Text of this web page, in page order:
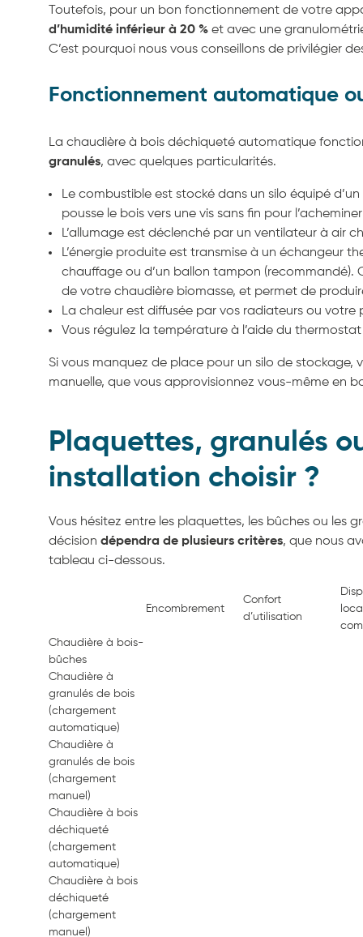
Toutefois, pour un bon fonctionnement de votre
d’humidité inférieur à 20 % et avec une
C’est pourquoi nous vous conseillons de privilégier
Fonctionnement automatique
La chaudière à bois déchiqueté automatique
granulés, avec quelques particularités.
Le combustible est stocké dans un silo équipé d’un
pousse le bois vers une vis sans fin pour
L’allumage est déclenché par un ventilateur à air
L’énergie produite est transmise à un échangeur
chauffage ou d’un ballon tampon (recommandé).
de votre chaudière biomasse, et permet de
La chaleur est diffusée par vos radiateurs ou votre
Vous régulez la température à l’aide du thermostat
Si vous manquez de place pour un silo de
manuelle, que vous approvisionnez vous-même en
Plaquettes, granulés
installation choisir ?
Vous hésitez entre les plaquettes, les bûches ou les
décision dépendra de plusieurs critères, que nous
tableau ci-dessous.
Encombrement
Confort
d’utilisation
Chaudière à bois-
bûches
Chaudière à
granulés de bois
(chargement
automatique)
Chaudière à
granulés de bois
(chargement
manuel)
Chaudière à bois
déchiqueté
(chargement
automatique)
Chaudière à bois
déchiqueté
(chargement
manuel)